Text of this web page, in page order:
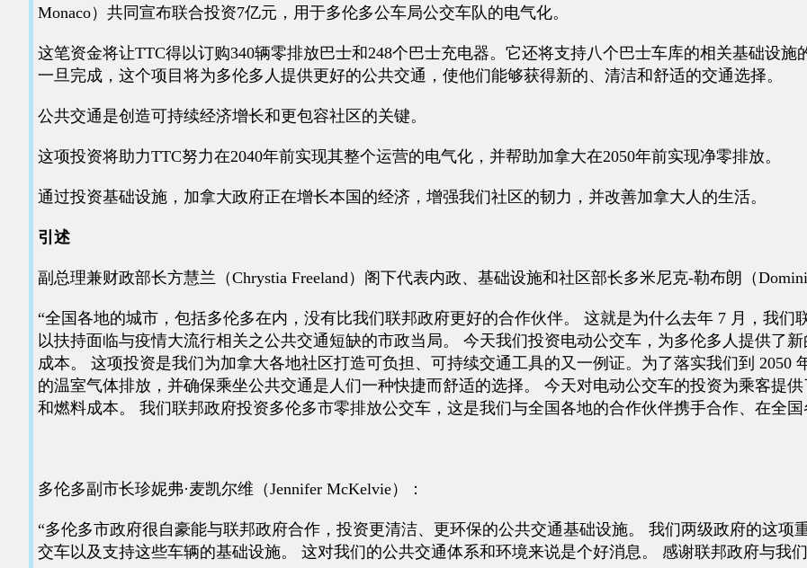
Monaco）共同宣布联合投资7亿元，用于多伦多公车局公交车队的电气化。
这笔资金将让TTC得以订购340辆零排放巴士和248个巴士充电器。它还将支持八个巴士车库的相关基础设施
一旦完成，这个项目将为多伦多人提供更好的公共交通，使他们能够获得新的、清洁和舒适的交通选择。
公共交通是创造可持续经济增长和更包容社区的关键。
这项投资将助力TTC努力在2040年前实现其整个运营的电气化，并帮助加拿大在2050年前实现净零排放。
通过投资基础设施，加拿大政府正在增长本国的经济，增强我们社区的韧力，并改善加拿大人的生活。
引述
副总理兼财政部长方慧兰（Chrystia Freeland）阁下代表内政、基础设施和社区部长多米尼克-勒布朗（
“全国各地的城市，包括多伦多在内，没有比我们联邦政府更好的合作伙伴。 这就是为什么去年 7 月，我们
以扶持面临与疫情大流行相关之公共交通短缺的市政当局。 今天我们投资电动公交车，为多伦多人提供了
成本。 这项投资是我们为加拿大各地社区打造可负担、可持续交通工具的又一例证。为了落实我们到 2050
的温室气体排放，并确保乘坐公共交通是人们一种快捷而舒适的选择。 今天对电动公交车的投资为乘客提
和燃料成本。 我们联邦政府投资多伦多市零排放公交车，这是我们与全国各地的合作伙伴携手合作、在全
多伦多副市长珍妮弗·麦凯尔维（Jennifer McKelvie）：
“多伦多市政府很自豪能与联邦政府合作，投资更清洁、更环保的公共交通基础设施。 我们两级政府的这项
交车以及支持这些车辆的基础设施。 这对我们的公共交通体系和环境来说是个好消息。 感谢联邦政府与我